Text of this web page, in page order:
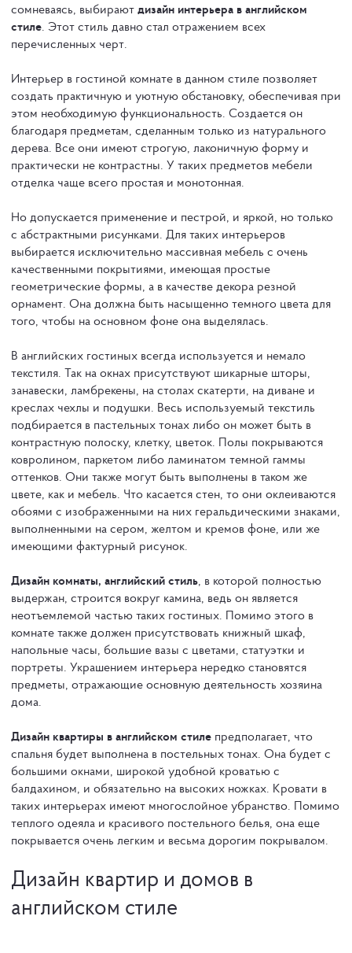
сомневаясь, выбирают дизайн интерьера в английском
стиле. Этот стиль давно стал отражением всех
перечисленных черт.
Интерьер в гостиной комнате в данном стиле позволяет
создать практичную и уютную обстановку, обеспечивая при
этом необходимую функциональность. Создается он
благодаря предметам, сделанным только из натурального
дерева. Все они имеют строгую, лаконичную форму и
практически не контрастны. У таких предметов мебели
отделка чаще всего простая и монотонная.
Но допускается применение и пестрой, и яркой, но только
с абстрактными рисунками. Для таких интерьеров
выбирается исключительно массивная мебель с очень
качественными покрытиями, имеющая простые
геометрические формы, а в качестве декора резной
орнамент. Она должна быть насыщенно темного цвета для
того, чтобы на основном фоне она выделялась.
В английских гостиных всегда используется и немало
текстиля. Так на окнах присутствуют шикарные шторы,
занавески, ламбрекены, на столах скатерти, на диване и
креслах чехлы и подушки. Весь используемый текстиль
подбирается в пастельных тонах либо он может быть в
контрастную полоску, клетку, цветок. Полы покрываются
ковролином, паркетом либо ламинатом темной гаммы
оттенков. Они также могут быть выполнены в таком же
цвете, как и мебель. Что касается стен, то они оклеиваются
обоями с изображенными на них геральдическими знаками,
выполненными на сером, желтом и кремов фоне, или же
имеющими фактурный рисунок.
Дизайн комнаты, английский стиль, в которой полностью
выдержан, строится вокруг камина, ведь он является
неотъемлемой частью таких гостиных. Помимо этого в
комнате также должен присутствовать книжный шкаф,
напольные часы, большие вазы с цветами, статуэтки и
портреты. Украшением интерьера нередко становятся
предметы, отражающие основную деятельность хозяина
дома.
Дизайн квартиры в английском стиле предполагает, что
спальня будет выполнена в постельных тонах. Она будет с
большими окнами, широкой удобной кроватью с
балдахином, и обязательно на высоких ножках. Кровати в
таких интерьерах имеют многослойное убранство. Помимо
теплого одеяла и красивого постельного белья, она еще
покрывается очень легким и весьма дорогим покрывалом.
Дизайн квартир и домов в
английском стиле